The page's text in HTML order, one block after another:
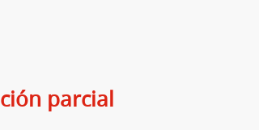
parcial